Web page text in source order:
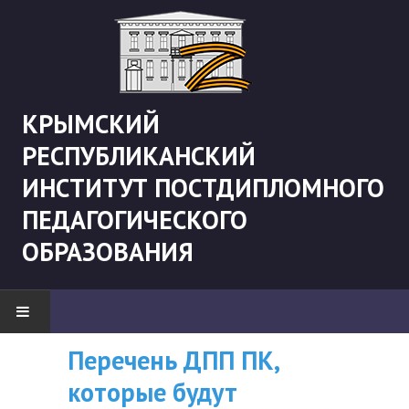
КРЫМСКИЙ
РЕСПУБЛИКАНСКИЙ
ИНСТИТУТ ПОСТДИПЛОМНОГО
ПЕДАГОГИЧЕСКОГО
ОБРАЗОВАНИЯ
НОВОСТИ
"Боевая" русистика
ВНИМАНИЮ
СЛУШАТЕЛЕЙ, У
Перечень ДПП ПК,
которые будут